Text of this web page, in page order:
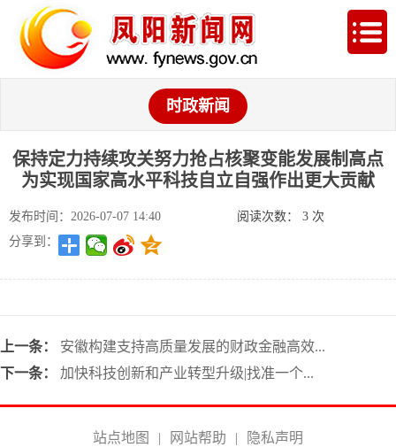
时政新闻
保持定力持续攻关努力抢占核聚变能发展制高点
为实现国家高水平科技自立自强作出更大贡献
发布时间：2026-07-07 14:40 阅读次数： 3 次
分享到：
上一条：
安徽构建支持高质量发展的财政金融高效...
下一条：
加快科技创新和产业转型升级|找准一个...
站点地图 | 网站帮助 |
隐私声明